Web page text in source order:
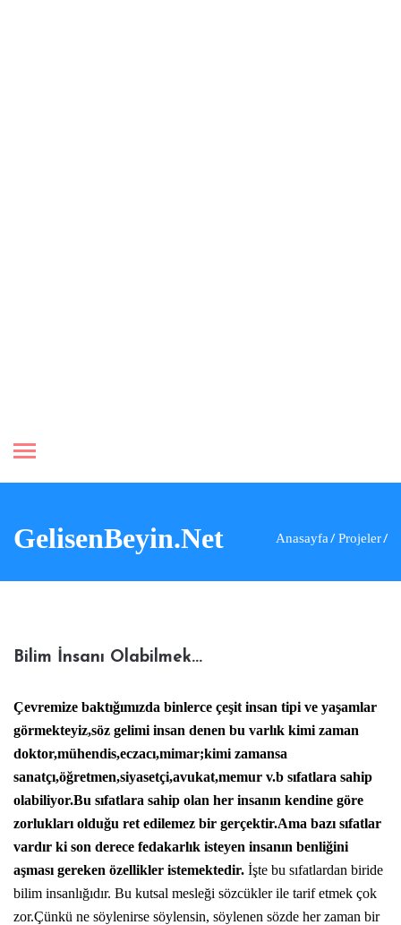
GelisenBeyin.Net Anasayfa Projeler
Bilim İnsanı Olabilmek...
Çevremize baktığımızda binlerce çeşit insan tipi ve yaşamlar
görmekteyiz,söz gelimi insan denen bu varlık kimi zaman
doktor,mühendis,eczacı,mimar;kimi zamansa
sanatçı,öğretmen,siyasetçi,avukat,memur v.b sıfatlara sahip
olabiliyor.Bu sıfatlara sahip olan her insanın kendine göre
zorlukları olduğu ret edilemez bir gerçektir.Ama bazı sıfatlar
vardır ki son derece fedakarlık isteyen insanın benliğini
aşması gereken özellikler istemektedir. İşte bu sıfatlardan biride
bilim insanlığıdır. Bu kutsal mesleği sözcükler ile tarif etmek çok
zor.Çünkü ne söylenirse söylensin, söylenen sözde her zaman bir